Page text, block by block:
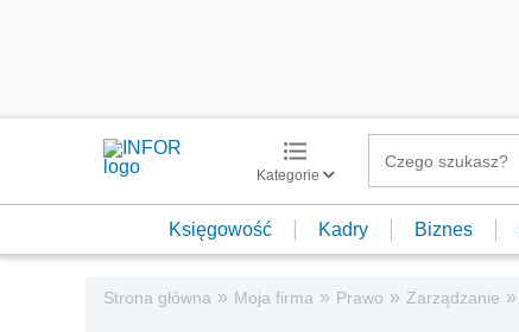
Kategorie
Księgowość Kadry Biznes
Strona główna » Moja firma » Prawo » Zarządzanie »